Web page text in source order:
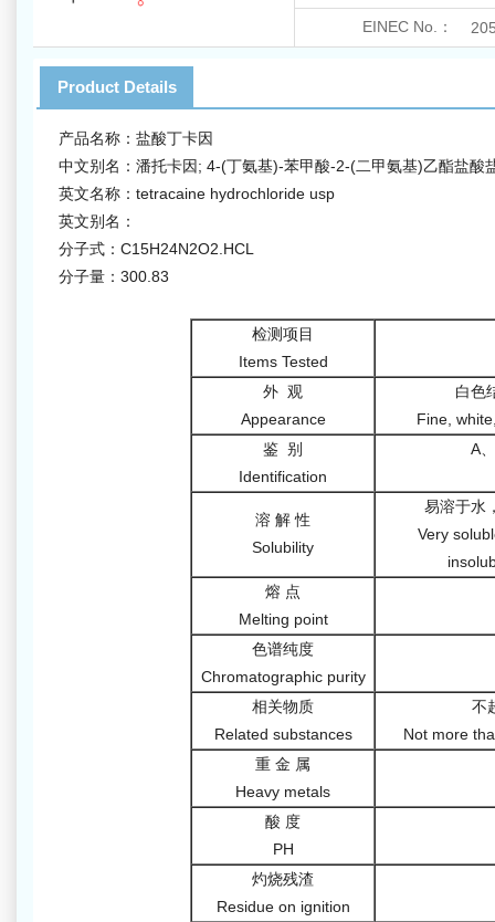
EINEC No.：
Product Details
产品名称：盐酸丁卡因
中文别名：潘托卡因; 4-(丁氨基)-苯甲酸-2-(二甲氨基)乙酯盐酸
英文名称：tetracaine hydrochloride usp
英文别名：
分子式：C15H24N2O2.HCL
分子量：300.83
检测项目
Items Tested
外 观
Appearance
白色
Fine,
鉴 别
Identification
A
溶 解 性
Solubility
易溶于水
Very
熔 点
Melting point
色谱纯度
Chromatographic purity
相关物质
Related substances
不
Not more
重 金 属
Heavy metals
酸 度
PH
灼烧残渣
Residue on ignition